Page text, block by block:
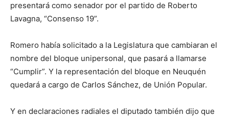
presentará como senador por el partido de Roberto
Lavagna, “Consenso 19”.
Romero había solicitado a la Legislatura que cambiaran el
nombre del bloque unipersonal, que pasará a llamarse
“Cumplir”. Y la representación del bloque en Neuquén
quedará a cargo de Carlos Sánchez, de Unión Popular.
Y en declaraciones radiales el diputado también dijo que